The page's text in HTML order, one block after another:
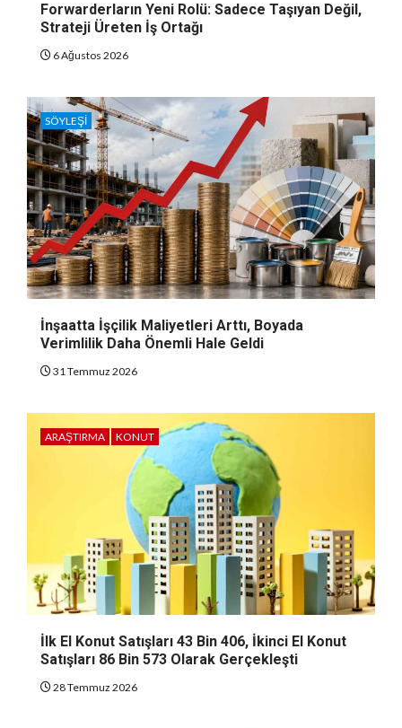
Forwarderların Yeni Rolü: Sadece Taşıyan Değil,
Strateji Üreten İş Ortağı
6 Ağustos 2026
SÖYLEŞI
İnşaatta İşçilik Maliyetleri Arttı, Boyada
Verimlilik Daha Önemli Hale Geldi
31 Temmuz 2026
ARAŞTIRMA KONUT
İlk El Konut Satışları 43 Bin 406, İkinci El Konut
Satışları 86 Bin 573 Olarak Gerçekleşti
28 Temmuz 2026